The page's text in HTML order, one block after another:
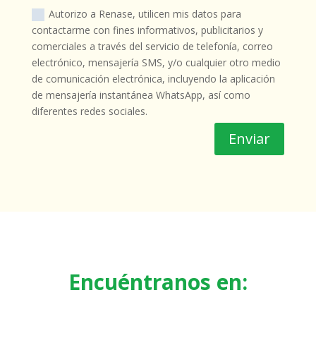
Autorizo a Renase, utilicen mis datos para
contactarme con fines informativos, publicitarios y
comerciales a través del servicio de telefonía, correo
electrónico, mensajería SMS, y/o cualquier otro medio
de comunicación electrónica, incluyendo la aplicación
de mensajería instantánea WhatsApp, así como
diferentes redes sociales.
Enviar
Encuéntranos en: